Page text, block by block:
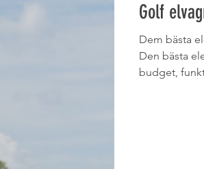
Golf
Dem bästa
Den bästa
budget,